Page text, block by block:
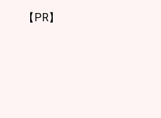
【PR】